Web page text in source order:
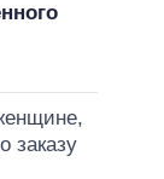
заказу